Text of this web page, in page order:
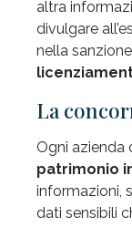
altra
divulgare
nella
La
Ogni azienda
patrimonio
informazioni,
dati sensibili